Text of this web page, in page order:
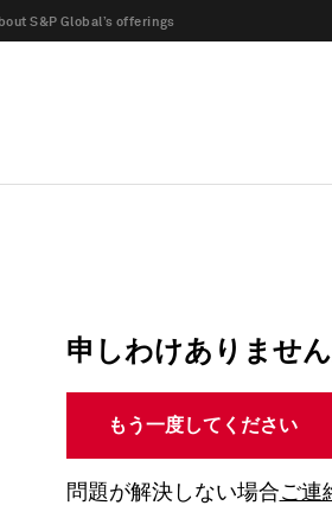
S&P Global’s offerings
申しわけありませ
もう一度してください
問題が解決しない場合ご連